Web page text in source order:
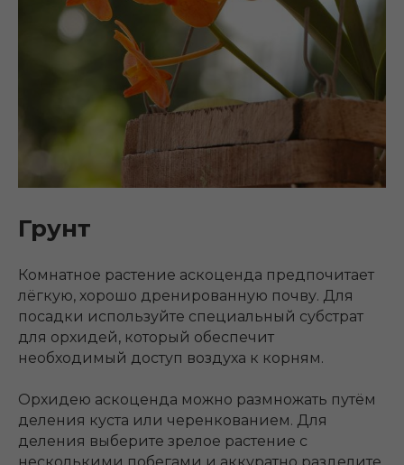
Грунт
Комнатное растение аскоценда предпочитает
лёгкую, хорошо дренированную почву. Для
посадки используйте специальный субстрат
для орхидей, который обеспечит
необходимый доступ воздуха к корням.
Орхидею аскоценда можно размножать путём
деления куста или черенкованием. Для
деления выберите зрелое растение с